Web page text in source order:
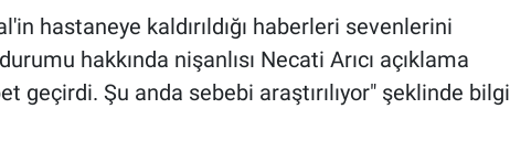
hastaneye kaldırıldığı haberleri sevenlerini
hakkında nişanlısı Necati Arıcı açıklama
geçirdi. Şu anda sebebi araştırılıyor" şeklinde bilgi